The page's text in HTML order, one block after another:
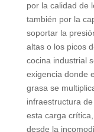
por la calidad de
también por la
soportar la
altas o los picos
cocina industrial
exigencia donde
grasa se
infraestructura
esta carga
desde la